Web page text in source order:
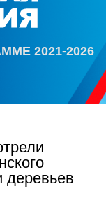
2021-2026
деревьев